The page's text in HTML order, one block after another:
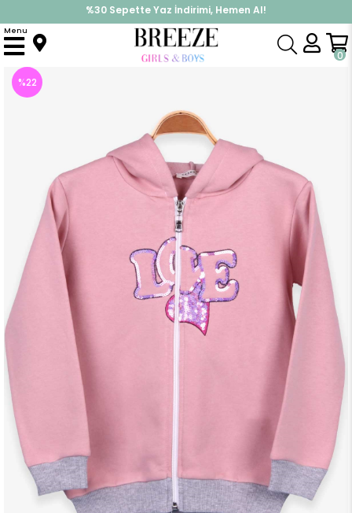
%30 Sepette Yaz İndirimi, Hemen Al!
İndirimlere ek %10 İndirimi Kap, Hemen Üye Ol!
0
Menu
Anasayfa Üst Giyim Hırka
%22